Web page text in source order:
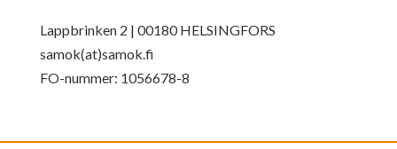
Lappbrinken 2 | 00180 HELSINGFORS
samok(at)samok.fi
FO-nummer: 1056678-8